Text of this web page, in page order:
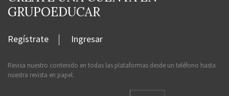
GRUPOEDUCAR
Regístrate Ingresar
Revisa nuestro contenido en todas las plataformas desde un teléfono hasta
nuestra revista en papel.